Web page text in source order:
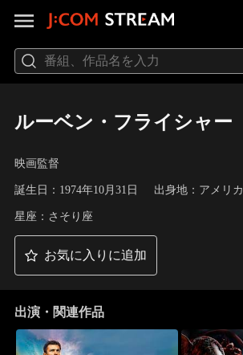
ルーベン・フライシャー
映画監督
誕生日：1974年10月31日 出身地：アメリカ
星座：さそり座
お気に入りに追加
出演・関連作品